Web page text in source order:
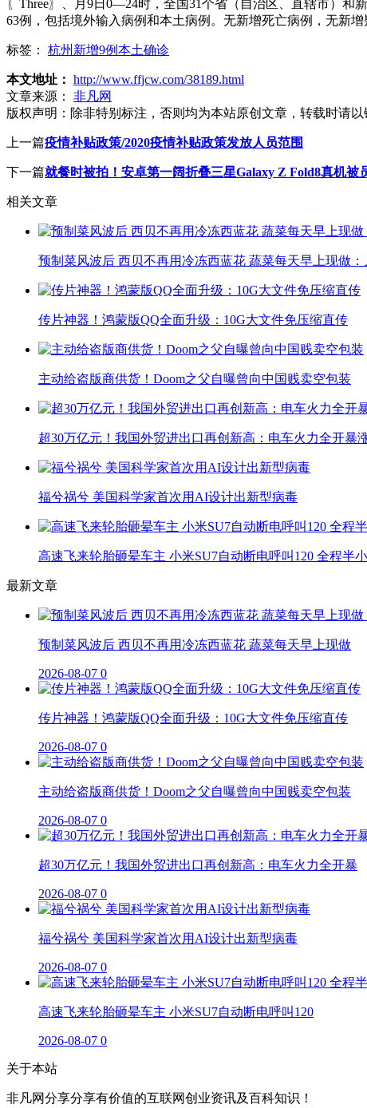
〖Three〗、月9日0—24时，全国31个省（自治区、直辖市）
63例，包括境外输入病例和本土病例。无新增死亡病例，无新增
标签： 杭州新增9例本土确诊
本文地址： http://www.ffjcw.com/38189.html
文章来源：
非凡网
版权声明： 除非特别标注，否则均为本站原创文章，转载时请以
上一篇疫情补贴政策/2020疫情补贴政策发放人员范围
下一篇就餐时被拍！安卓第一阔折叠三星Galaxy Z Fold8真机被
相关文章
预制菜风波后 西贝不再用冷冻西蓝花 蔬菜每天早上现做
传片神器！鸿蒙版QQ全面升级：10G大文件免压缩直传
主动给盗版商供货！Doom之父自曝曾向中国贱卖空包装
超30万亿元！我国外贸进出口再创新高：电车火力全开暴
福兮祸兮 美国科学家首次用AI设计出新型病毒
高速飞来轮胎砸晕车主 小米SU7自动断电呼叫120 全程半
最新文章
预制菜风波后 西贝不再用冷冻西蓝花 蔬菜每天早上现做
2026-08-07 0
传片神器！鸿蒙版QQ全面升级：10G大文件免压缩直传
2026-08-07 0
主动给盗版商供货！Doom之父自曝曾向中国贱卖空包装
2026-08-07 0
超30万亿元！我国外贸进出口再创新高：电车火力全开暴
2026-08-07 0
福兮祸兮 美国科学家首次用AI设计出新型病毒
2026-08-07 0
高速飞来轮胎砸晕车主 小米SU7自动断电呼叫120
2026-08-07 0
关于本站
非凡网分享分享有价值的互联网创业资讯及百科知识！